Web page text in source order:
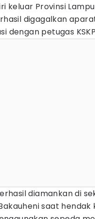
keluar Provinsi
digagalkan
dengan petugas
diamankan di
saat hendak